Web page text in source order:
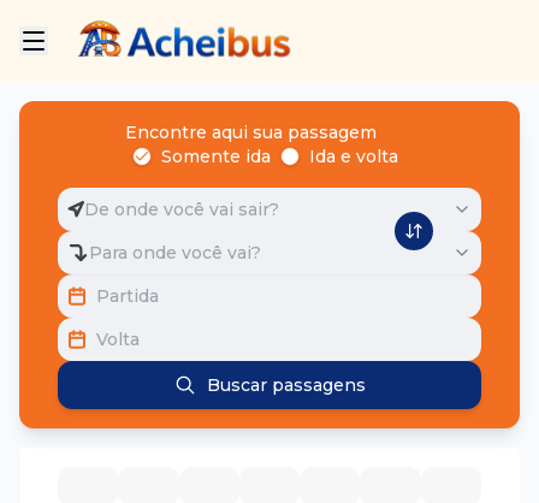
Encontre aqui sua passagem
Somente ida
Ida e volta
De onde você vai sair?
Para onde você vai?
Partida
Volta
Buscar passagens